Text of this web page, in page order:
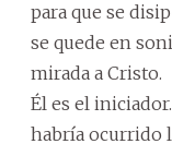
para que se
se quede en
mirada a Cristo.
Él es el
habría ocurrido